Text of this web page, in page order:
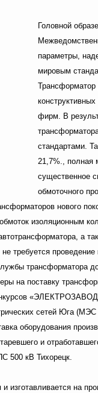
Головной
параметры,
мировым
Трансформатор
фирм. В
стандартами.
21,7%., полная
существенное
обмоточного
нового
изоляционным
а
требуется
трансформатора
на поставку
сетей Юга
оборудования
и
500 кВ Тихорецк.
изготавливается на